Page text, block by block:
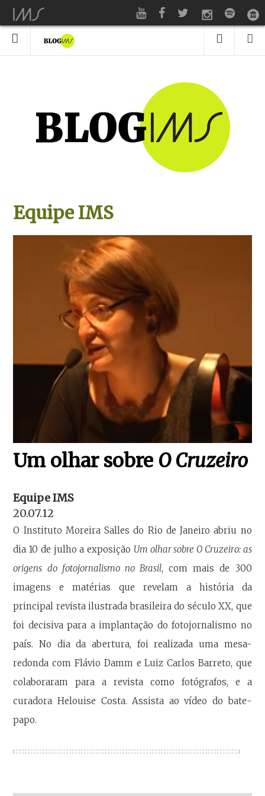
Equipe IMS
Um olhar sobre O Cruzeiro
Equipe IMS
20.07.12
O Instituto Moreira Salles do Rio de Janeiro abriu no
dia 10 de julho a exposição Um olhar sobre O Cruzeiro: as
origens do fotojornalismo no Brasil, com mais de 300
imagens e matérias que revelam a história da
principal revista ilustrada brasileira do século XX, que
foi decisiva para a implantação do fotojornalismo no
país. No dia da abertura, foi realizada uma mesa-
redonda com Flávio Damm e Luiz Carlos Barreto, que
colaboraram para a revista como fotógrafos, e a
curadora Helouise Costa. Assista ao vídeo do bate-
papo.